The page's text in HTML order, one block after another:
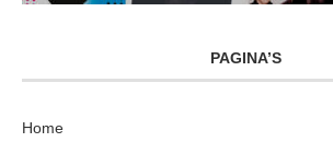
PAGINA’S
Home